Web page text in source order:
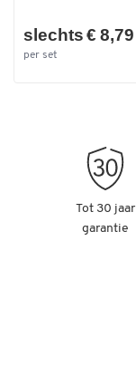
slechts € 8,79
per set
Tot 30 jaar
garantie